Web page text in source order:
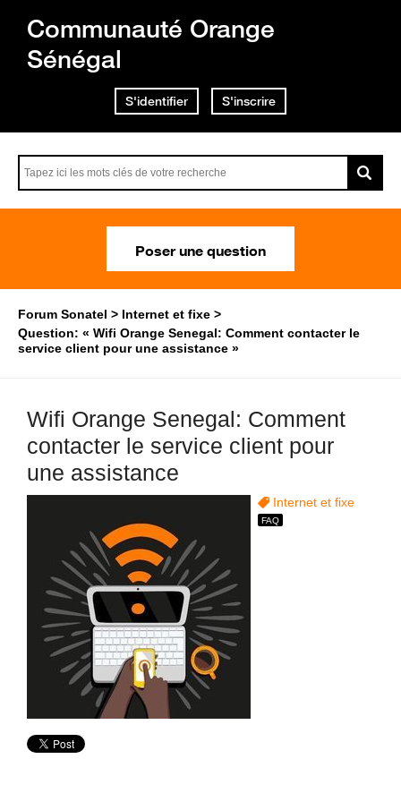
Communauté Orange
Sénégal
S'identifier S'inscrire
Poser une question
Forum Sonatel
Internet et fixe
Question: « Wifi Orange Senegal: Comment contacter le
service client pour une assistance »
Wifi Orange Senegal: Comment
contacter le service client pour
une assistance
Internet et fixe